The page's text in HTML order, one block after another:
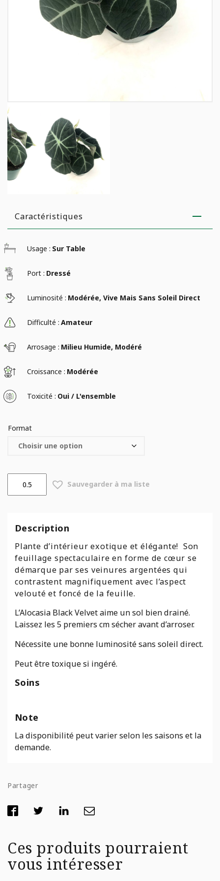
Caractéristiques
Usage : Sur Table
Port : Dressé
Luminosité : Modérée, Vive Mais Sans Soleil Direct
Difficulté : Amateur
Arrosage : Milieu Humide, Modéré
Croissance : Modérée
Toxicité : Oui / L'ensemble
Format
Alocasia
Sauvegarder à ma liste
Description
Plante d’intérieur exotique et élégante! Son
feuillage spectaculaire en forme de cœur se
démarque par ses veinures argentées qui
contrastent magnifiquement avec l’aspect
velouté et foncé de la feuille.
L’Alocasia Black Velvet aime un sol bien drainé.
Laissez les 5 premiers cm sécher avant d’arroser.
Nécessite une bonne luminosité sans soleil direct.
Peut être toxique si ingéré.
Soins
Note
La disponibilité peut varier selon les saisons et la
demande.
Partager
Ces produits pourraient
vous intéresser